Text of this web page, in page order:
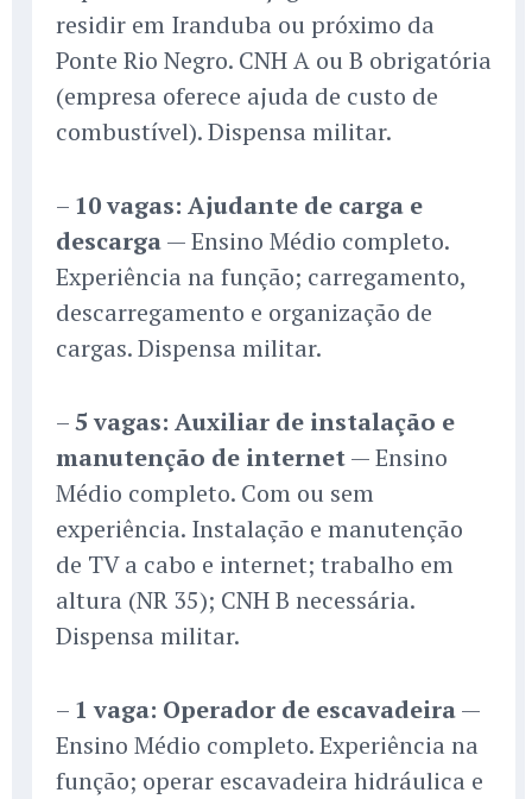
residir em Iranduba ou próximo da
Ponte Rio Negro. CNH A ou B obrigatória
(empresa oferece ajuda de custo de
combustível). Dispensa militar.
– 10 vagas: Ajudante de carga e
descarga— Ensino Médio completo.
Experiência na função; carregamento,
descarregamento e organização de
cargas. Dispensa militar.
–5 vagas: Auxiliar de instalação e
manutenção de internet— Ensino
Médio completo. Com ou sem
experiência. Instalação e manutenção
de TV a cabo e internet; trabalho em
altura (NR 35); CNH B necessária.
Dispensa militar.
– 1 vaga: Operador de escavadeira—
Ensino Médio completo. Experiência na
função; operar escavadeira hidráulica e